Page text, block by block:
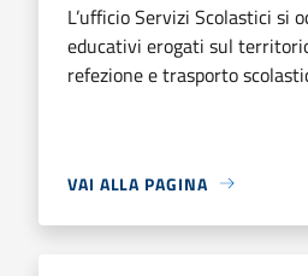
L’ufficio Servizi Scolastici si
educativi erogati sul
refezione e trasporto
VAI ALLA PAGINA